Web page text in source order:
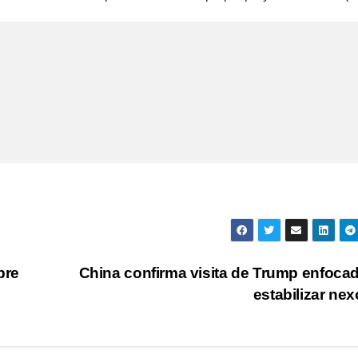
China confirma visita de Trump
estabilizar